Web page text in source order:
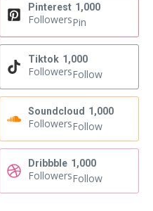
Pinterest 1,000
FollowersPin
Tiktok 1,000
FollowersFollow
Soundcloud 1,000
FollowersFollow
Dribbble 1,000
FollowersFollow